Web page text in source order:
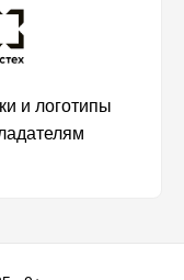
и логотипы